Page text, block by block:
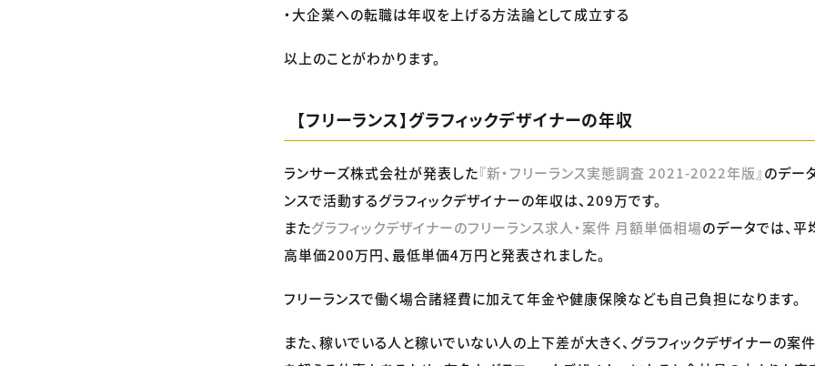
・大企業への転職は年収を上げる方法論として成立する
以上のことがわかります。
【フリーランス】グラフィックデザイナーの年収
ランサーズ株式会社が発表した『新・フリーランス実態調査 2021-2022年版』のデー
ンスで活動するグラフィックデザイナーの年収は、209万です。
またグラフィックデザイナーのフリーランス求人・案件 月額単価相場のデータでは、
高単価200万円、最低単価4万円と発表されました。
フリーランスで働く場合諸経費に加えて年金や健康保険なども自己負担になります。
また、稼いでいる人と稼いでいない人の上下差が大きく、グラフィックデザイナーの